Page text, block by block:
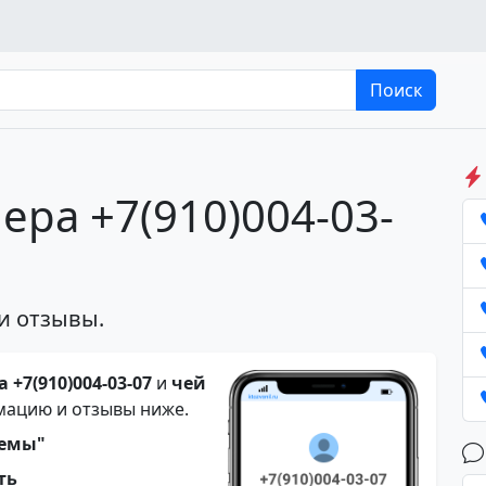
Поиск
+7(910)004-03-
отзывы.
03-07 и чей
и отзывы ниже.